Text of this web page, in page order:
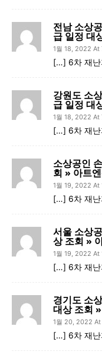
전남 소상
급 일정 대
1월 18, 2022 At
[…] 6차 재난
강원도 소
급 일정 대
1월 18, 2022 At
[…] 6차 재난
소상공인
회 » 아트
1월 19, 2022 At
[…] 6차 재난
서울 소상
상 조회 »
1월 19, 2022 At
[…] 6차 재난
경기도 소
대상 조회
1월 20, 2022 At
[…] 6차 재난